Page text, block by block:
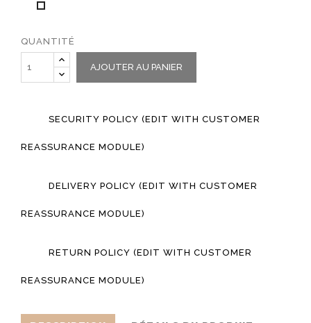
PORTRAIT
PAYSAGE
QUANTITÉ
AJOUTER AU PANIER
SECURITY POLICY (EDIT WITH CUSTOMER
REASSURANCE MODULE)
DELIVERY POLICY (EDIT WITH CUSTOMER
REASSURANCE MODULE)
RETURN POLICY (EDIT WITH CUSTOMER
REASSURANCE MODULE)